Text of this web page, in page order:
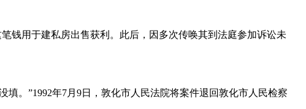
钱用于建私房出售获利。此后，因多次传唤其到法庭参加诉讼未
。”1992年7月9日，敦化市人民法院将案件退回敦化市人民检察